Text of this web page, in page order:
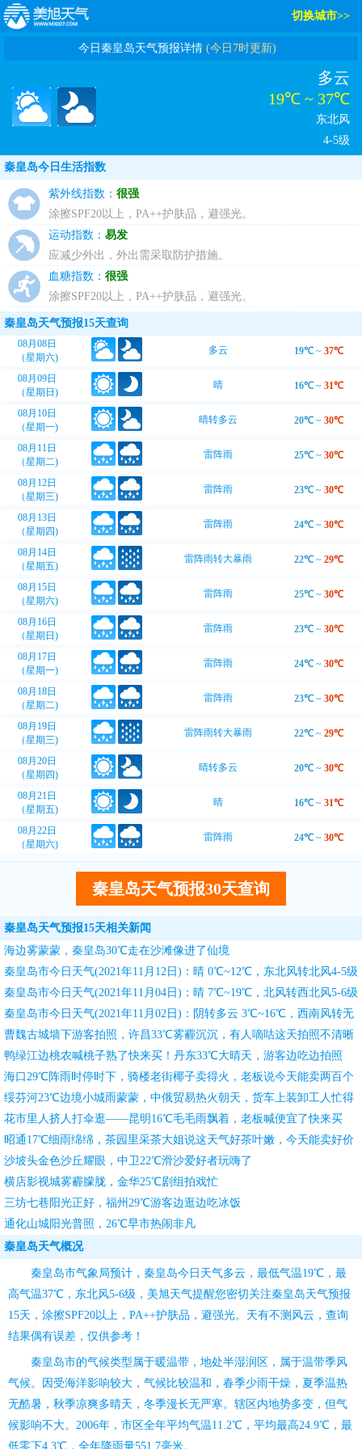
切换城市>>
今日秦皇岛天气预报详情(今日7时更新)
多云
19℃ ~ 37℃
东北风
4-5级
秦皇岛今日生活指数
紫外线指数： 很强
涂擦SPF20以上，PA++护肤品，避强光。
运动指数： 易发
应减少外出，外出需采取防护措施。
血糖指数： 很强
涂擦SPF20以上，PA++护肤品，避强光。
秦皇岛天气预报15天查询
08月08日
（星期六)
多云 19℃ ~ 37℃
08月09日
（星期日)
晴 16℃ ~ 31℃
08月10日
（星期一)
晴转多云 20℃ ~ 30℃
08月11日
（星期二)
雷阵雨 25℃ ~ 30℃
08月12日
（星期三)
雷阵雨 23℃ ~ 30℃
08月13日
（星期四)
雷阵雨 24℃ ~ 30℃
08月14日
（星期五)
雷阵雨转大暴雨 22℃ ~ 29℃
08月15日
（星期六)
雷阵雨 25℃ ~ 30℃
08月16日
（星期日)
雷阵雨 23℃ ~ 30℃
08月17日
（星期一)
雷阵雨 24℃ ~ 30℃
08月18日
（星期二)
雷阵雨 23℃ ~ 30℃
08月19日
（星期三)
雷阵雨转大暴雨 22℃ ~ 29℃
08月20日
（星期四)
晴转多云 20℃ ~ 30℃
08月21日
（星期五)
晴 16℃ ~ 31℃
08月22日
（星期六)
雷阵雨 24℃ ~ 30℃
秦皇岛天气预报30天查询
秦皇岛天气预报15天相关新闻
海边雾蒙蒙，秦皇岛30℃走在沙滩像进了仙境
秦皇岛市今日天气(2021年11月12日)：晴 0℃~12℃，东北风转北风4-5级
转3-4级
秦皇岛市今日天气(2021年11月04日)：晴 7℃~19℃，北风转西北风5-6级
转4-5级
秦皇岛市今日天气(2021年11月02日)：阴转多云 3℃~16℃，西南风转无
持续风向3-4级转<3级
曹魏古城墙下游客拍照，许昌33℃雾霾沉沉，有人嘀咕这天拍照不清晰
鸭绿江边桃农喊桃子熟了快来买！丹东33℃大晴天，游客边吃边拍照
海口29℃阵雨时停时下，骑楼老街椰子卖得火，老板说今天能卖两百个
绥芬河23℃边境小城雨蒙蒙，中俄贸易热火朝天，货车上装卸工人忙得
团团转
花市里人挤人打伞逛——昆明16℃毛毛雨飘着，老板喊便宜了快来买
昭通17℃细雨绵绵，茶园里采茶大姐说这天气好茶叶嫩，今天能卖好价
钱
沙坡头金色沙丘耀眼，中卫22℃滑沙爱好者玩嗨了
横店影视城雾霾朦胧，金华25℃剧组拍戏忙
三坊七巷阳光正好，福州29℃游客边逛边吃冰饭
通化山城阳光普照，26℃早市热闹非凡
秦皇岛天气概况
秦皇岛市气象局预计，秦皇岛今日天气多云，最低气温19℃，最
高气温37℃，东北风5-6级， 美旭天气提醒您密切关注秦皇岛天气预报
15天 ，涂擦SPF20以上，PA++护肤品，避强光。天有不测风云，查询
结果偶有误差，仅供参考！
秦皇岛市的气候类型属于暖温带，地处半湿润区，属于温带季风
气候。因受海洋影响较大，气候比较温和，春季少雨干燥，夏季温热
无酷暑，秋季凉爽多晴天，冬季漫长无严寒。辖区内地势多变，但气
候影响不大。2006年，市区全年平均气温11.2℃，平均最高24.9℃，最
低零下4.3℃，全年降雨量551.7毫米。